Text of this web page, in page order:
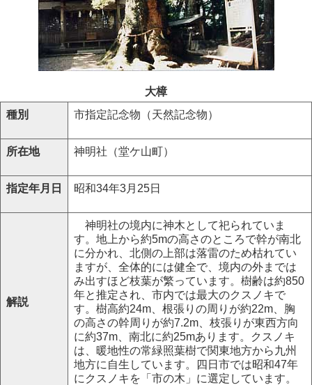
大樟
種別
市指定記念物（天然記念物）
所在地 神明社（堂ケ山町）
指定年月日 昭和34年3月25日
解説
神明社の境内に神木として祀られていま
す。地上から約5mの高さのところで幹が南北
に分かれ、北側の上部は落雷のため枯れてい
ますが、全体的には健全で、境内の外までは
み出すほど枝葉が繁っています。樹齢は約850
年と推定され、市内では最大のクスノキで
す。樹高約24m、根張りの周りが約22m、胸
の高さの幹周りが約7.2m、枝張りが東西方向
に約37m、南北に約25mあります。クスノキ
は、暖地性の常緑照葉樹で関東地方から九州
地方に自生しています。四日市では昭和47年
にクスノキを「市の木」に選定しています。